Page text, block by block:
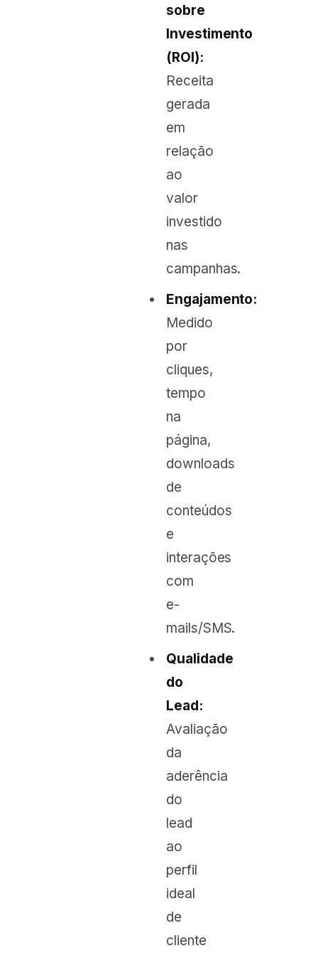
sobre
Investimento
(ROI):
Receita
gerada
em
relação
ao
valor
investido
nas
campanhas.
Engajamento:
Medido
por
cliques,
tempo
na
página,
downloads
de
conteúdos
e
interações
com
e-
mails/SMS.
Qualidade
do
Lead:
Avaliação
da
aderência
do
lead
ao
perfil
ideal
de
cliente